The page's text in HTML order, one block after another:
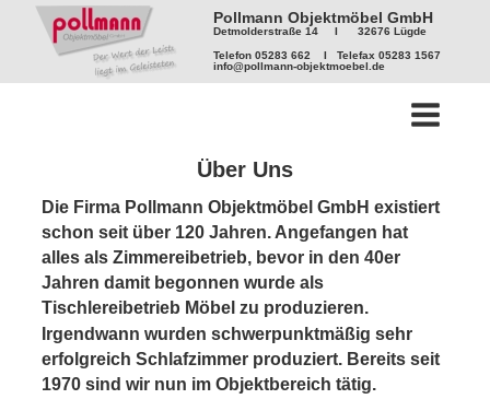
Die Firma Pollmann Objektmöbel GmbH existiert
schon seit über 120 Jahren. Angefangen hat
alles als Zimmereibetrieb, bevor in den 40er
Jahren damit begonnen wurde als
Tischlereibetrieb Möbel zu produzieren.
Irgendwann wurden schwerpunktmäßig sehr
erfolgreich Schlafzimmer produziert. Bereits seit
1970 sind wir nun im Objektbereich tätig.
Über Uns
Pollmann Objektmöbel GmbH
Detmolderstraße 14     I      32676 Lügde
Telefon 05283 662    I   Telefax 05283 1567
info@pollmann-objektmoebel.de